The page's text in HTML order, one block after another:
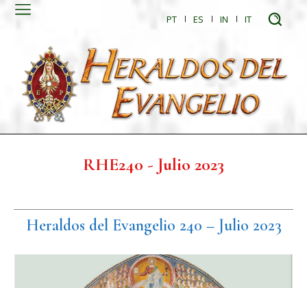
PT ES IN IT
RHE240 - Julio 2023
Heraldos del Evangelio 240 – Julio 2023